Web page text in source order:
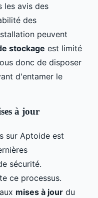
les avis des
des
peuvent
stockage est limité
donc de disposer
d'entamer le
à jour
sur Aptoide est
sécurité.
ce processus.
mises à jour du